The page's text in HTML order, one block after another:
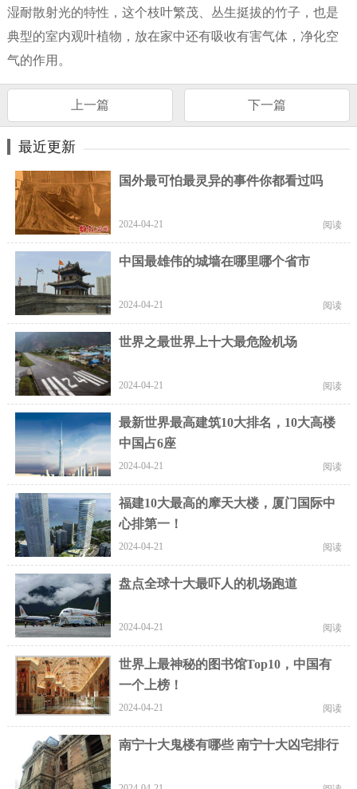
湿耐散射光的特性，这个枝叶繁茂、丛生挺拔的竹子，也是
典型的室内观叶植物，放在家中还有吸收有害气体，净化空
气的作用。
上一篇 下一篇
最近更新
国外最可怕最灵异的事件你都看过吗
2024-04-21 阅读
中国最雄伟的城墙在哪里哪个省市
2024-04-21 阅读
世界之最世界上十大最危险机场
2024-04-21 阅读
最新世界最高建筑10大排名，10大高楼
中国占6座
2024-04-21 阅读
福建10大最高的摩天大楼，厦门国际中
心排第一！
2024-04-21 阅读
盘点全球十大最吓人的机场跑道
2024-04-21 阅读
世界上最神秘的图书馆Top10，中国有
一个上榜！
2024-04-21 阅读
南宁十大鬼楼有哪些 南宁十大凶宅排行